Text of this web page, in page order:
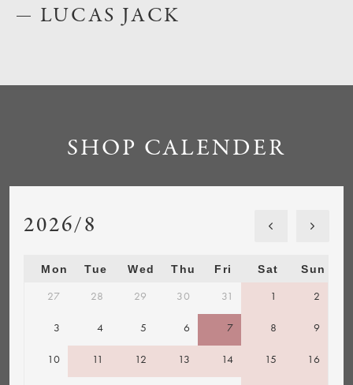
LUCAS JACK
SHOP CALENDER
2026/8
Mon Tue Wed Thu Fri Sat Sun
27 28 29 30 31 1 2
3 4 5 6 7 8 9
10 11 12 13 14 15 16